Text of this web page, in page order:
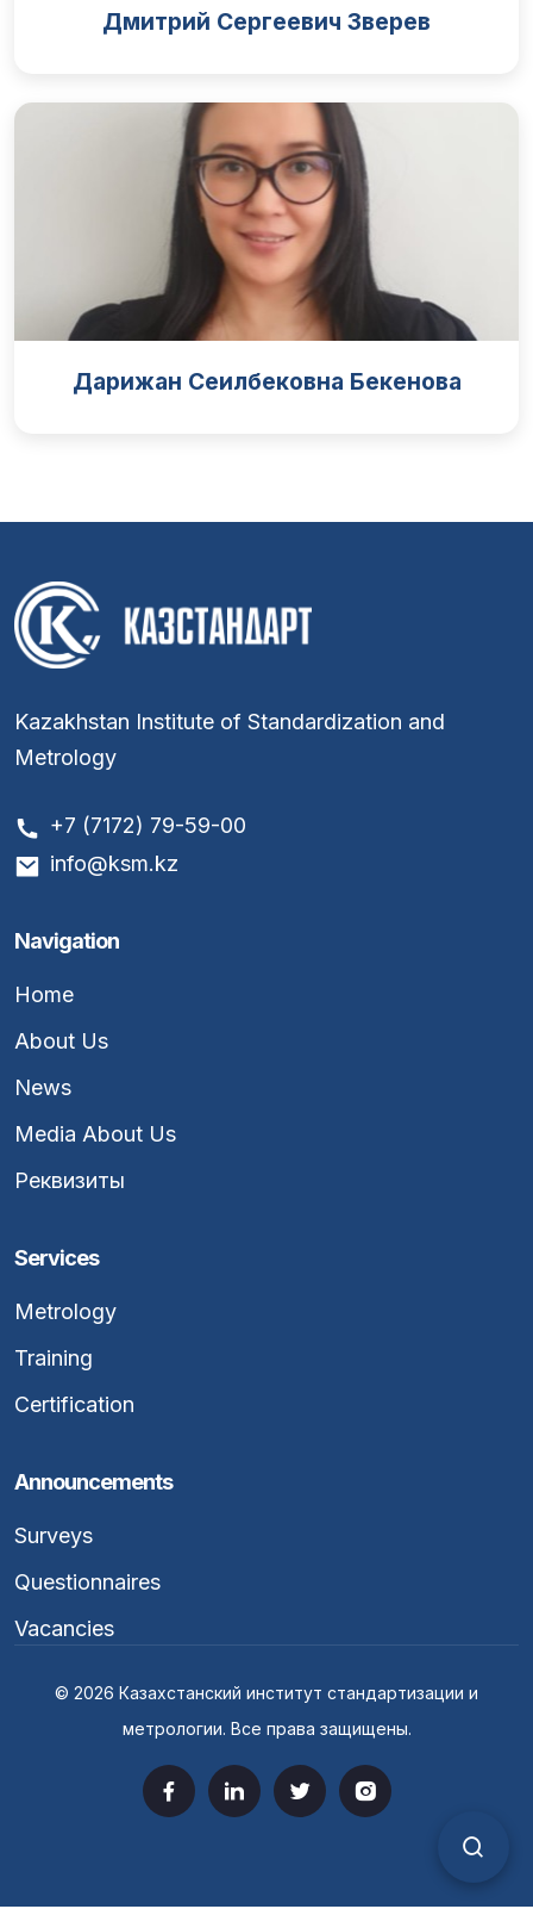
Дмитрий Сергеевич Зверев
Дарижан Сеилбековна Бекенова
Kazakhstan Institute of Standardization and
Metrology
+7 (7172) 79-59-00
info@ksm.kz
Navigation
Home
About Us
News
Media About Us
Реквизиты
Services
Metrology
Training
Certification
Announcements
Surveys
Questionnaires
Vacancies
© 2026 Казахстанский институт стандартизации и
метрологии. Все права защищены.